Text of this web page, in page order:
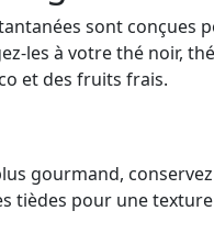
sont
les à votre thé noir,
et des fruits frais.
gourmand,
tièdes pour une